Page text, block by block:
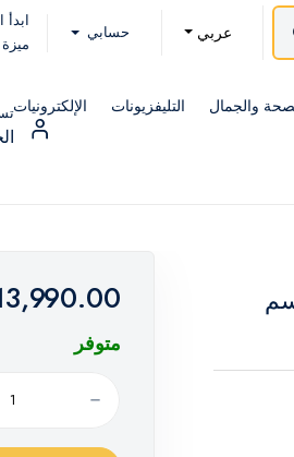
عربي حسابي
ابدأ
ميزة
والجمال التليفزيونات الإلكترونيات
مسطح البا بلت إن 60 سم
متوفر